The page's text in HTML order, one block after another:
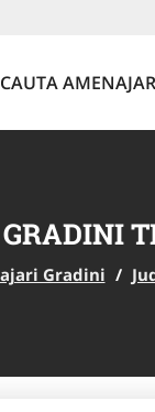
CAUTA
Gradini /